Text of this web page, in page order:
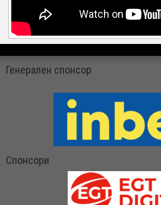
Генерален спонсор
Спонсори